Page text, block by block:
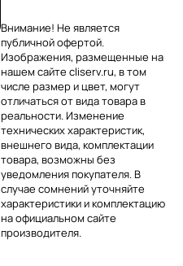
Внимание! Не является
публичной офертой.
Изображения, размещенные на
нашем сайте cliserv.ru, в том
числе размер и цвет, могут
отличаться от вида товара в
реальности. Изменение
технических характеристик,
внешнего вида, комплектации
товара, возможны без
уведомления покупателя. В
случае сомнений уточняйте
характеристики и комплектацию
на официальном сайте
производителя.